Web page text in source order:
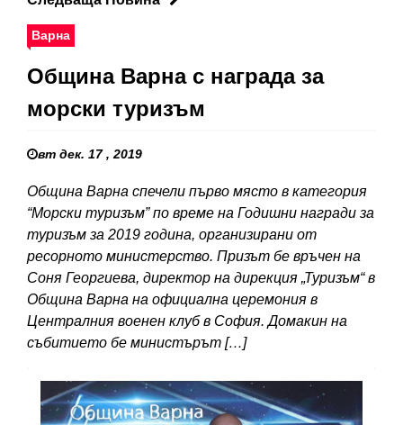
Варна
Община Варна с награда за
морски туризъм
вт дек. 17 , 2019
Община Варна спечели първо място в категория
“Морски туризъм” по време на Годишни награди за
туризъм за 2019 година, организирани от
ресорното министерство. Призът бе връчен на
Соня Георгиева, директор на дирекция „Туризъм“ в
Община Варна на официална церемония в
Централния военен клуб в София. Домакин на
събитието бе министърът […]